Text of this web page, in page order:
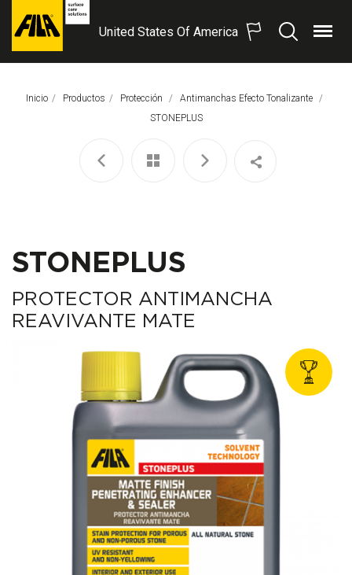
FILA
S.p.A.
United States Of America
BuscarMenú
Inicio Productos Protección
Antimanchas Efecto Tonalizante
Página Actual:
STONEPLUS
STONEPLUS
PROTECTOR ANTIMANCHA
REAVIVANTE MATE